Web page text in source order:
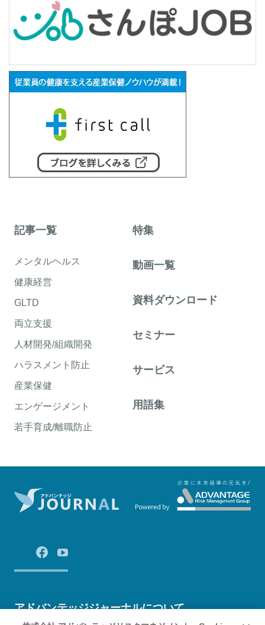
記事一覧
メンタルヘルス
健康経営
GLTD
両立支援
人材開発/組織開発
ハラスメント防止
産業保健
エンゲージメント
若手育成/離職防止
特集
動画一覧
資料ダウンロード
セミナー
サービス
用語集
アドバンテッジジャーナルについて